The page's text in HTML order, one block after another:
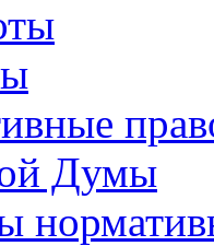
Думы